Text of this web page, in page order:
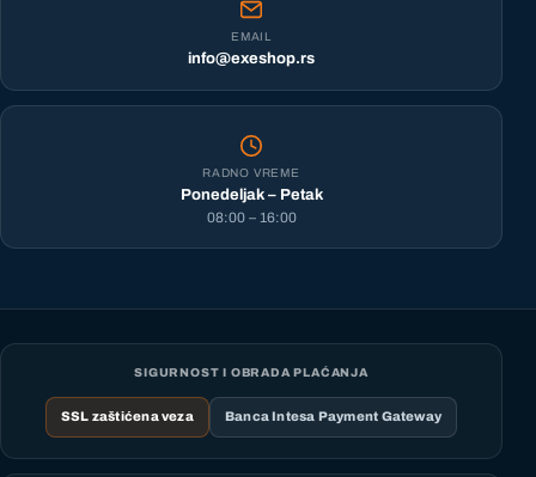
EMAIL
info@exeshop.rs
RADNO VREME
Ponedeljak – Petak
08:00 – 16:00
SIGURNOST I OBRADA PLAĆANJA
SSL zaštićena veza Banca Intesa Payment Gateway